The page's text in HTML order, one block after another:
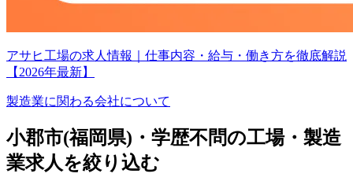
アサヒ工場の求人情報｜仕事内容・給与・働き方を徹底解説
【2026年最新】
製造業に関わる会社について
小郡市(福岡県)・学歴不問の工場・製造
業求人を絞り込む